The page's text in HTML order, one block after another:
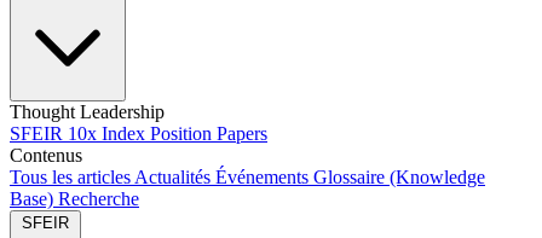
Thought Leadership
SFEIR 10x Index Position Papers
Contenus
Tous les articles Actualités Événements Glossaire (Knowledge
Base) Recherche
SFEIR